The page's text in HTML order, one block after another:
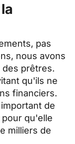
pas
nous avons
des prêtres.
qu'ils ne
financiers.
de
qu'elle
milliers de